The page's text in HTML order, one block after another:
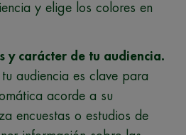
y elige los colores en
y carácter de tu audiencia.
audiencia es clave para
acorde a su
encuestas o estudios de